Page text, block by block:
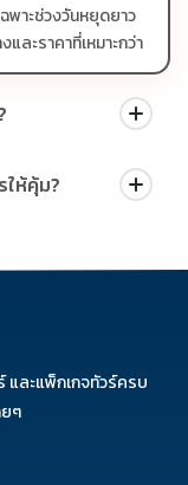
พาะช่วงวันหยุดยาว
ละราคาที่เหมาะกว่า
ครดิตตามเงื่อนไขที่
การทัวร์แต่ละ
ให้คุ้ม?
เดียว
และแพ็กเกจทัวร์ครบ
ๆ